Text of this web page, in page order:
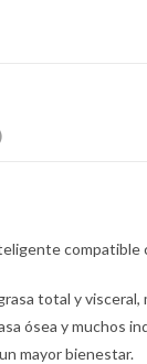
compatible
total y visceral,
ósea y muchos
mayor bienestar.